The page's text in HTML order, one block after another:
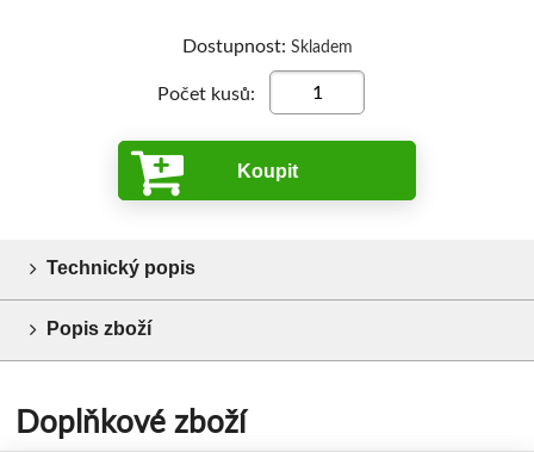
Dostupnost: Skladem
Počet kusů:
Koupit
Technický popis
Popis zboží
Doplňkové zboží